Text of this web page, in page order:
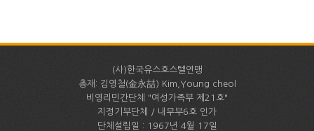
(사)한국유스호스텔연맹
총재: 김영철(金永喆) Kim,Young cheol
비영리민간단체 "여성가족부 제21호"
지정기부단체 / 내무부6호 인가
단체설립일 : 1967년 4월 17일